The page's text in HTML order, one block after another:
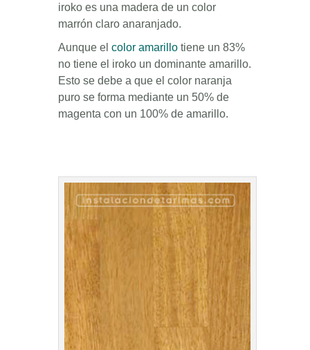
iroko es una madera de un color
marrón claro anaranjado.
Aunque el color amarillo tiene un 83%
no tiene el iroko un dominante amarillo.
Esto se debe a que el color naranja
puro se forma mediante un 50% de
magenta con un 100% de amarillo.